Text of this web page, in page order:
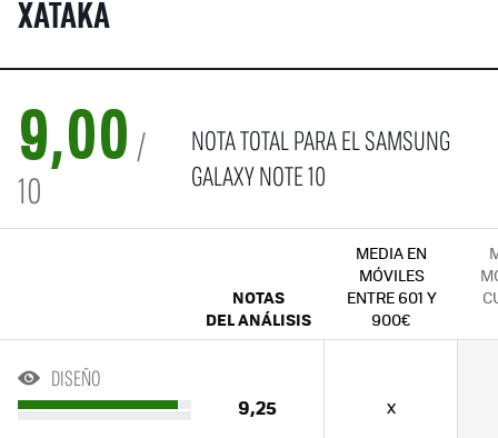
XATAKA
9,00 /
10
NOTA TOTAL PARA EL SAMSUNG
GALAXY NOTE 10
NOTAS
DEL ANÁLISIS
MEDIA EN
MÓVILES
ENTRE 601 Y
900€
DISEÑO
9,25 x